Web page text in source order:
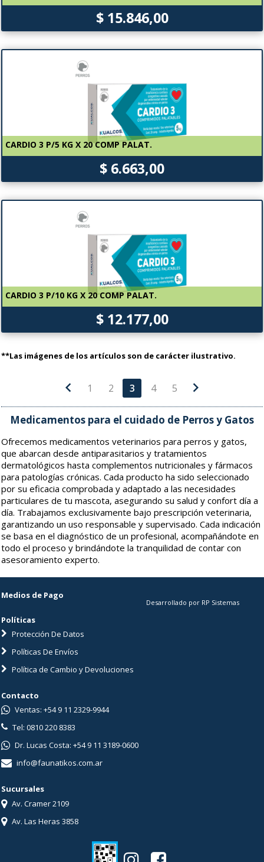
$ 15.846,00
CARDIO 3 P/5 KG X 20 COMP PALAT.
$ 6.663,00
CARDIO 3 P/10 KG X 20 COMP PALAT.
$ 12.177,00
**Las imágenes de los artículos son de carácter ilustrativo.
chevron_left 1 2 3 4 5 chevron_right
Medicamentos para el cuidado de Perros y Gatos
Ofrecemos medicamentos veterinarios para perros y gatos,
que abarcan desde antiparasitarios y tratamientos
dermatológicos hasta complementos nutricionales y fármacos
para patologías crónicas. Cada producto ha sido seleccionado
por su eficacia comprobada y adaptado a las necesidades
particulares de tu mascota, asegurando su salud y confort día a
día. Trabajamos exclusivamente bajo prescripción veterinaria,
garantizando un uso responsable y supervisado. Cada indicación
se basa en el diagnóstico de un profesional, acompañándote en
todo el proceso y brindándote la tranquilidad de contar con
asesoramiento experto.
Medios de Pago
Políticas
Protección De Datos
Políticas De Envíos
Política de Cambio y Devoluciones
Desarrollado por RP Sistemas
Contacto
Ventas: +54 9 11 2329-9944
Tel: 0810 220 8383
Dr. Lucas Costa: +54 9 11 3189-0600
info@faunatikos.com.ar
Sucursales
Av. Cramer 2109
Av. Las Heras 3858